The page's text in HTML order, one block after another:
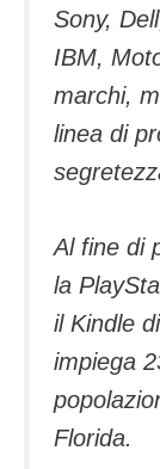
Sony,
IBM,
marchi,
linea di
Al fine di
la
il Kindle
impiega
Florida.